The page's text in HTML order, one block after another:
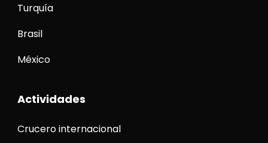
Turquía
Brasil
México
Actividades
Crucero internacional